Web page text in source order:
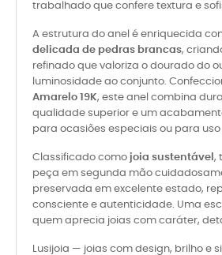
trabalhado que confere textura e
A estrutura do anel é enriquecida
delicada de pedras brancas,
refinado que valoriza o dourado do
luminosidade ao conjunto.
Amarelo 19K, este anel combina
qualidade superior e um
para ocasiões especiais ou para
Classificado como joia sustentável ,
peça em segunda mão
preservada em excelente estado,
consciente e autenticidade. Uma
quem aprecia joias com caráter,
Lusijoia — joias com design, brilho e